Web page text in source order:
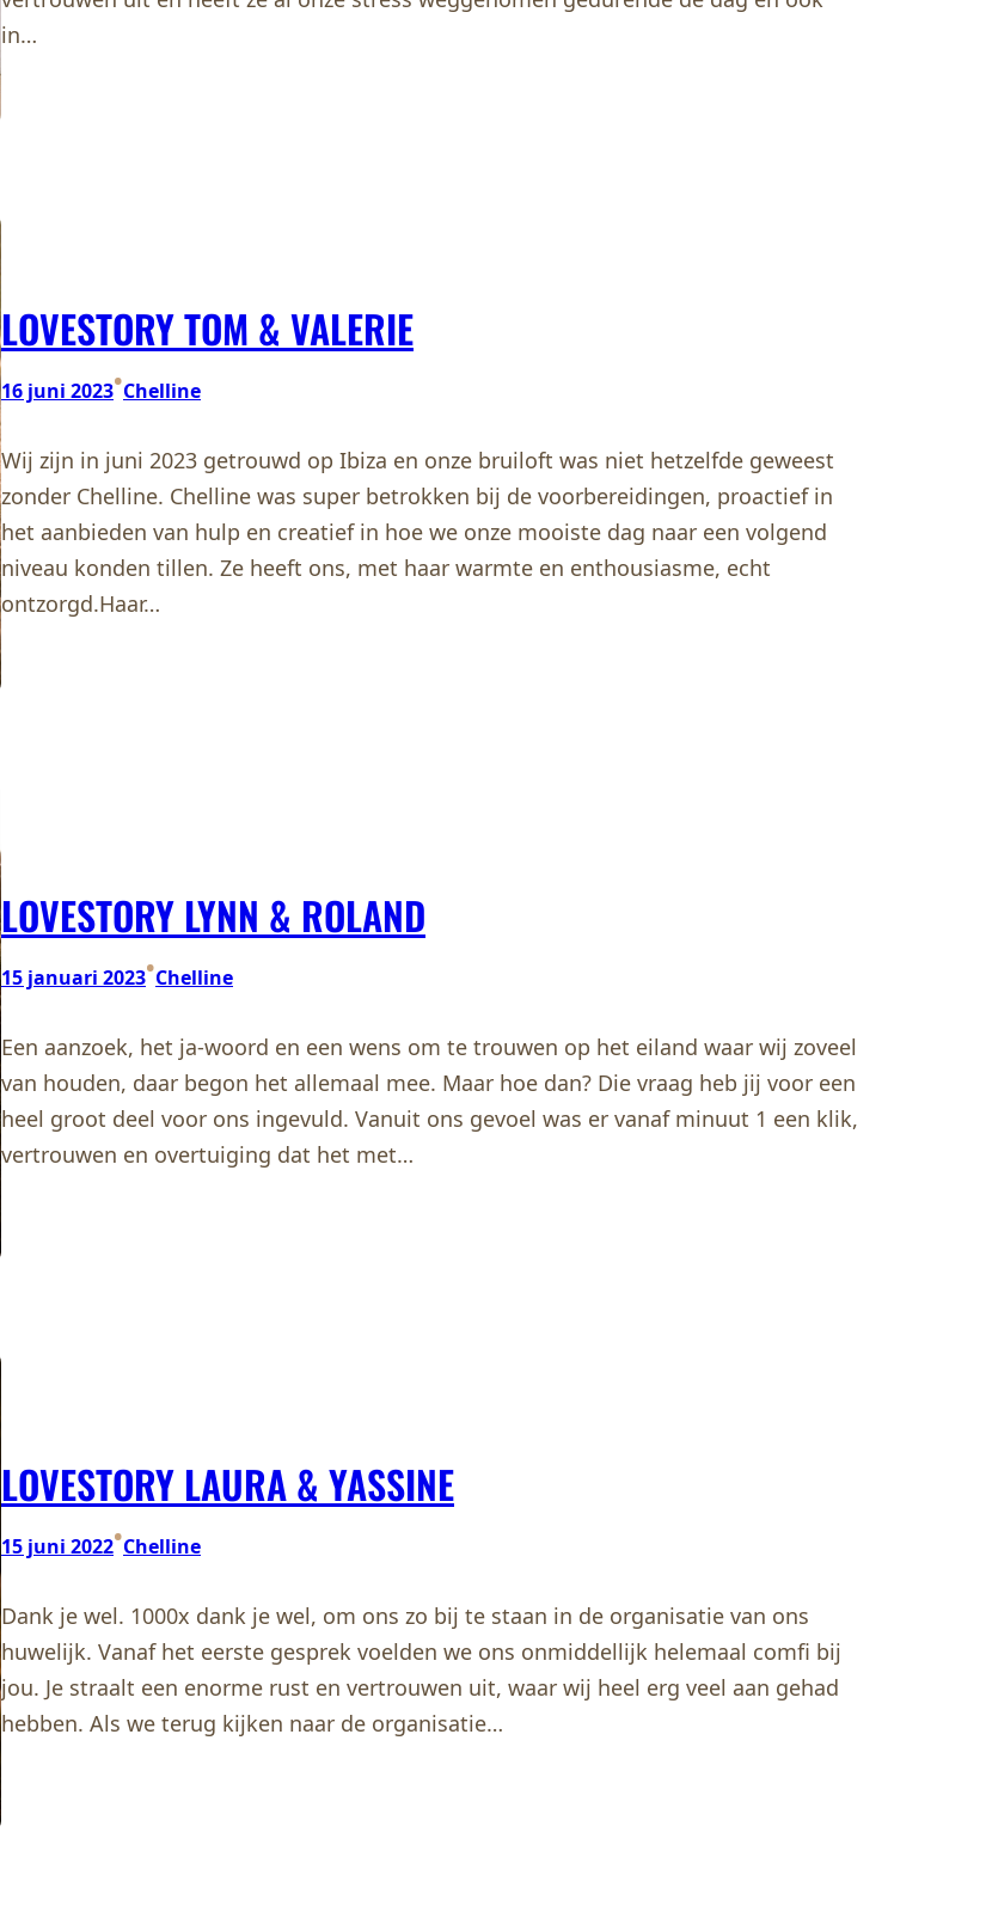
in…
LOVESTORY TOM & VALERIE
16 juni 2023•Chelline
Wij zijn in juni 2023 getrouwd op Ibiza en onze bruiloft was niet hetzelfde geweest
zonder Chelline. Chelline was super betrokken bij de voorbereidingen, proactief in
het aanbieden van hulp en creatief in hoe we onze mooiste dag naar een volgend
niveau konden tillen. Ze heeft ons, met haar warmte en enthousiasme, echt
ontzorgd.Haar…
LOVESTORY LYNN & ROLAND
15 januari 2023•Chelline
Een aanzoek, het ja-woord en een wens om te trouwen op het eiland waar wij zoveel
van houden, daar begon het allemaal mee. Maar hoe dan? Die vraag heb jij voor een
heel groot deel voor ons ingevuld. Vanuit ons gevoel was er vanaf minuut 1 een klik,
vertrouwen en overtuiging dat het met…
LOVESTORY LAURA & YASSINE
15 juni 2022•Chelline
Dank je wel. 1000x dank je wel, om ons zo bij te staan in de organisatie van ons
huwelijk. Vanaf het eerste gesprek voelden we ons onmiddellijk helemaal comfi bij
jou. Je straalt een enorme rust en vertrouwen uit, waar wij heel erg veel aan gehad
hebben. Als we terug kijken naar de organisatie…